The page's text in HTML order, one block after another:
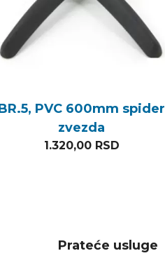
1.440,00 RSD.
PVC 600mm spider
zvezda
1.320,00 RSD
Prateće usluge